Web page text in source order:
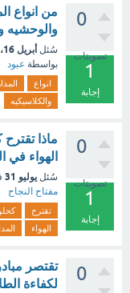
0
تصويتات
1
إجابة
من انواع
والوحشيه
سُئل أبريل 16، 2025
بواسطة عبود
انواع
والكلاسيكيه
0
تصويتات
1
إجابة
ماذا
الهواء
سُئل يوليو 31
مفتاح النجاح
تقترح
الهواء
0
تقتصر
لكفاءة